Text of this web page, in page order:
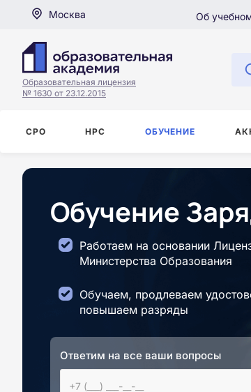
Москва Об
Образовательная лицензия
№ 1630 от 23.12.2015
СРО НРС ОБУЧЕНИЕ
Обучение
Работаем на основании
Министерства Образования
Обучаем, продлеваем
повышаем разряды
Ответим на все ваши вопросы